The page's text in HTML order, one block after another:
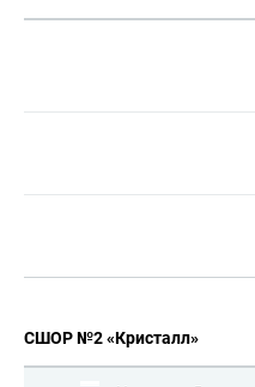
СШОР №2 «Кристалл»